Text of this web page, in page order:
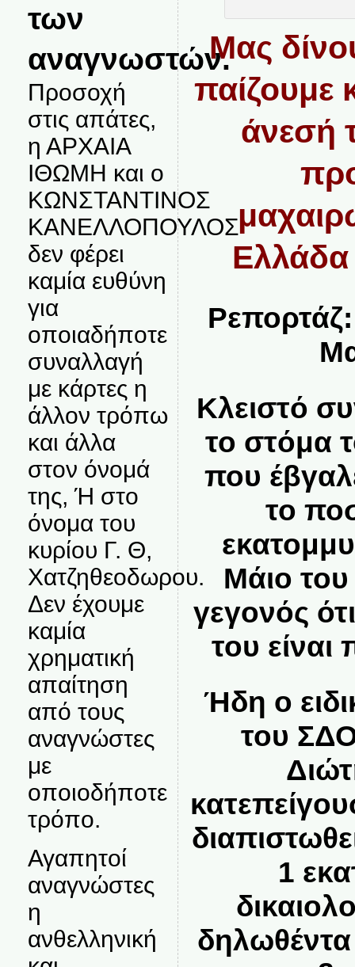
των
αναγνωστών.
Προσοχή
στις απάτες,
η ΑΡΧΑΙΑ
ΙΘΩΜΗ και ο
ΚΩΝΣΤΑΝΤΙΝΟΣ
ΚΑΝΕΛΛΟΠΟΥΛΟΣ
δεν φέρει
καμία ευθύνη
για
οποιαδήποτε
συναλλαγή
με κάρτες η
άλλον τρόπω
και άλλα
στον όνομά
της, Ή στο
όνομα του
κυρίου Γ. Θ,
Χατζηθεοδωρου.
Δεν έχουμε
καμία
χρηματική
απαίτηση
από τους
αναγνώστες
με
οποιοδήποτε
τρόπο.
Αγαπητοί
αναγνώστες
η
ανθελληνική
Μας
παίζουμε
άνεσή
Κλειστό
το στόμα
που
το
Μάιο
γεγονός
του είναι
Ήδη ο
του
1